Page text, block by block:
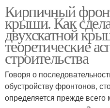
Кирпичный
крыши. Как
двухскатной
теоретические
строительства
Говоря о
обустройству фронтонов,
определяется прежде